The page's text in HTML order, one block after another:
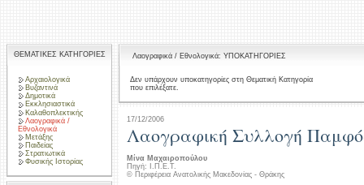
ΘΕΜΑΤΙΚΕΣ ΚΑΤΗΓΟΡΙΕΣ
Αρχαιολογικά
Βυζαντινά
Δημοτικά
Εκκλησιαστικά
Καλαθοπλεκτικής
Λαογραφικά /
Εθνολογικά
Μετάξης
Παιδείας
Στρατιωτικά
Φυσικής Ιστορίας
Λαογραφικά / Εθνολογικά: ΥΠΟΚΑΤΗΓΟΡΙΕΣ
Δεν υπάρχουν υποκατηγορίες στη Θεματική Κατηγορία
που επιλέξατε.
17/12/2006
Λαογραφική Συλλογή
Μίνα Μαχαιροπούλου
Πηγή: Ι.Π.Ε.Τ.
© Περιφέρεια Ανατολικής Μακεδονίας - Θράκης